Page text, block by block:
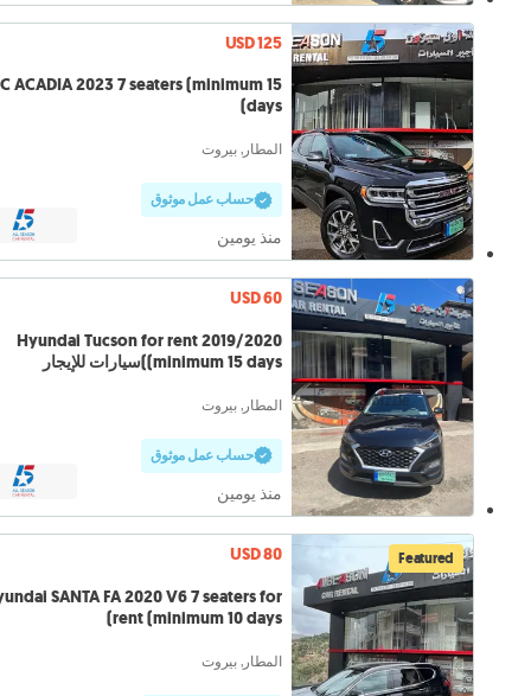
USD 125
ACADIA 2023 7 seaters (minimum 15
days)
المطار, بيروت
حساب عمل موثوق
منذ يومين
USD 60
Hyundai Tucson for rent 2019/2020
(minimum 15 days)سيارات للإيجار
المطار, بيروت
حساب عمل موثوق
منذ يومين
Featured
USD 80
SANTA FA 2020 V6 7 seaters for
rent (minimum 10 days)
المطار, بيروت